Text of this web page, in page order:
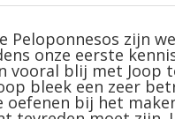
Peloponnesos zijn
onze eerste
vooral blij met Joop
bleek een zeer
bij het